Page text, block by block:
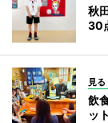
秋
30
見
飲
ッ